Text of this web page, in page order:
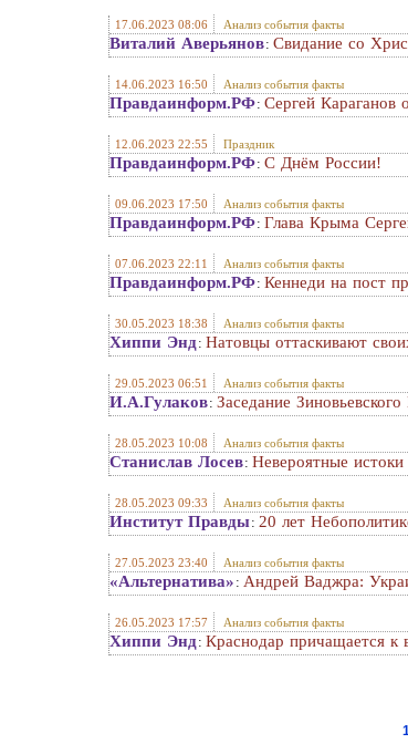
17.06.2023 08:06 Анализ события факты
Виталий Аверьянов: Свидание со
14.06.2023 16:50 Анализ события факты
Правдаинформ.РФ: Сергей Караганов
12.06.2023 22:55 Праздник
Правдаинформ.РФ: С Днём России!
09.06.2023 17:50 Анализ события факты
Правдаинформ.РФ: Глава Крыма
07.06.2023 22:11 Анализ события факты
Правдаинформ.РФ: Кеннеди на пост
30.05.2023 18:38 Анализ события факты
Хиппи Энд : Натовцы оттаскивают
29.05.2023 06:51 Анализ события факты
И.А.Гулаков: Заседание
28.05.2023 10:08 Анализ события факты
Станислав Лосев: Невероятные
28.05.2023 09:33 Анализ события факты
Институт Правды: 20 лет
27.05.2023 23:40 Анализ события факты
«Альтернатива» : Андрей Ваджра:
26.05.2023 17:57 Анализ события факты
Хиппи Энд : Краснодар причащается к